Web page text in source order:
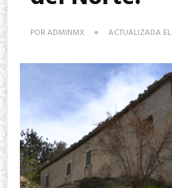
POR ADMINMX ACTUALIZADA EL